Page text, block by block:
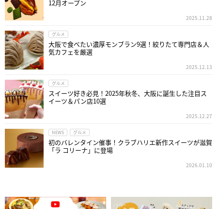
12月オープン
2025.11.28
グルメ
大阪で食べたい濃厚モンブラン9選！絞りたて専門店＆人
気カフェを厳選
2025.12.13
グルメ
スイーツ好き必見！2025年秋冬、大阪に誕生した注目ス
イーツ＆パン店10選
2025.12.27
NEWS グルメ
初のバレンタイン催事！クラブハリエ新作スイーツが滋賀
「ラ コリーナ」に登場
2026.01.10